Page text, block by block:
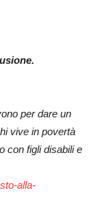
per dare un
vive in povertà
con figli disabili e
alla-